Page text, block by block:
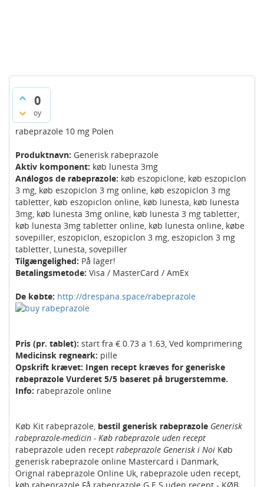
0
oy
rabeprazole 10 mg Polen
Produktnavn: Generisk rabeprazole
Aktiv komponent: køb lunesta 3mg
Análogos de rabeprazole: køb eszopiclone, køb eszopiclon
3 mg, køb eszopiclon 3 mg online, køb eszopiclon 3 mg
tabletter, køb eszopiclon online, køb lunesta, køb lunesta
3mg, køb lunesta 3mg online, køb lunesta 3 mg tabletter,
køb lunesta 3mg tabletter online, køb lunesta online, købe
sovepiller, eszopiclon, eszopiclon 3 mg, eszopiclon 3 mg
tabletter, Lunesta, sovepiller
Tilgængelighed: På lager!
Betalingsmetode: Visa / MasterCard / AmEx
De købte: http://drespana.space/rabeprazole
Pris (pr. tablet): start fra € 0.73 a 1.63, Ved komprimering
Medicinsk regneark: pille
Opskrift krævet: Ingen recept kræves for generiske
rabeprazole Vurderet 5/5 baseret på brugerstemme.
Info: rabeprazole online
Køb Kit rabeprazole, bestil generisk rabeprazole Generisk
rabeprazole-medicin - Køb rabeprazole uden recept
rabeprazole uden recept rabeprazole Generisk i Noi Køb
generisk rabeprazole online Mastercard i Danmark,
Orignal rabeprazole Online Uk, rabeprazole uden recept,